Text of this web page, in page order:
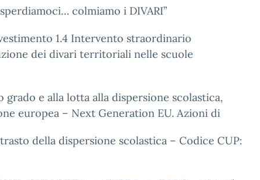
colmiamo i DIVARI”
1.4 Intervento straordinario
dei divari territoriali nelle scuole
grado e alla lotta alla dispersione scolastica,
europea – Next Generation EU. Azioni di
della dispersione scolastica – Codice CUP: